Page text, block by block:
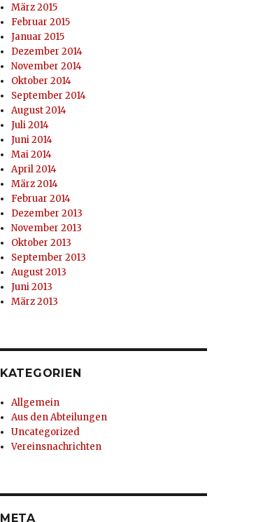
März 2015
Februar 2015
Januar 2015
Dezember 2014
November 2014
Oktober 2014
September 2014
August 2014
Juli 2014
Juni 2014
Mai 2014
April 2014
März 2014
Februar 2014
Dezember 2013
November 2013
Oktober 2013
September 2013
August 2013
Juni 2013
März 2013
KATEGORIEN
Allgemein
Aus den Abteilungen
Uncategorized
Vereinsnachrichten
META